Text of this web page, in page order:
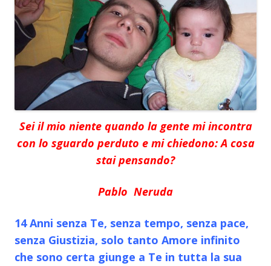
Sei il mio niente quando la gente mi incontra
con lo sguardo perduto e mi chiedono: A cosa
stai pensando?
Pablo Neruda
14 Anni senza Te, senza tempo, senza pace,
senza Giustizia, solo tanto Amore infinito
che sono certa giunge a Te in tutta la sua